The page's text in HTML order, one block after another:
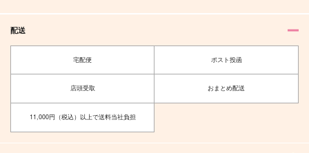
発刊 燭台切光忠
2,075円（税込）
燭台切光忠
サンプル
330円（税込）
燭台切光忠×女審神者
サンプル
配送
宅配便 ポスト投函
店頭受取 おまとめ配送
11,000円（税込）以上で送料当社負担